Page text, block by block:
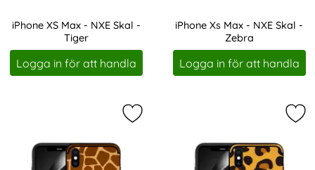
iPhone XS Max - NXE Skal -
Tiger
Art. nr 4508
Logga in för att handla
iPhone Xs Max - NXE Skal -
Zebra
Art. nr 4509
Logga in för att handla
Markera iPhone Xs Max - NXE